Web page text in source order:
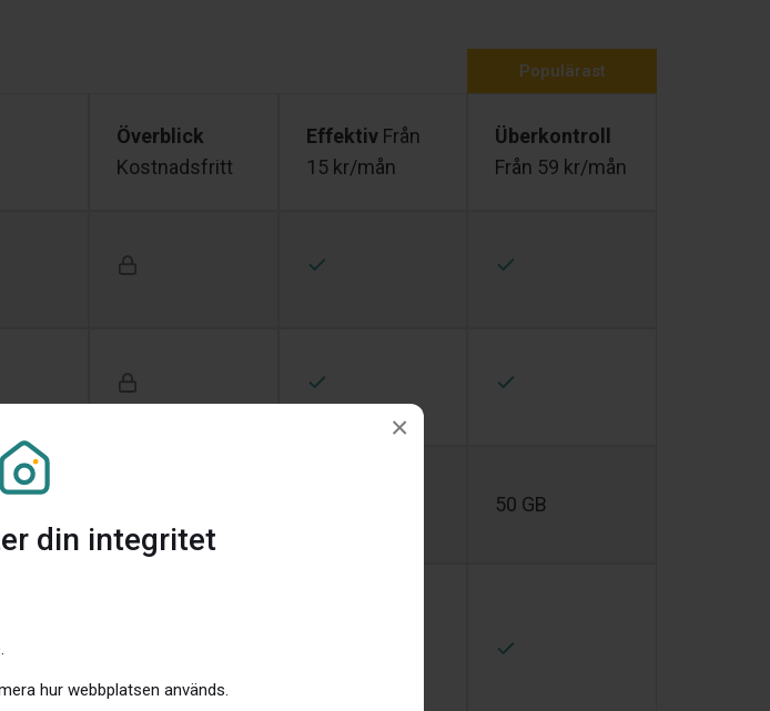
din integritet
hur webbplatsen används.
×
Populärast
Överblick
Kostnadsfritt
EffektivFrån
15 kr/mån
Überkontroll
Från 59 kr/mån
50 GB